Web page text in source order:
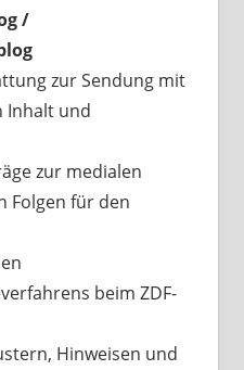
/
zur Sendung mit
Inhalt und
zur medialen
Folgen für den
beim ZDF-
Hinweisen und